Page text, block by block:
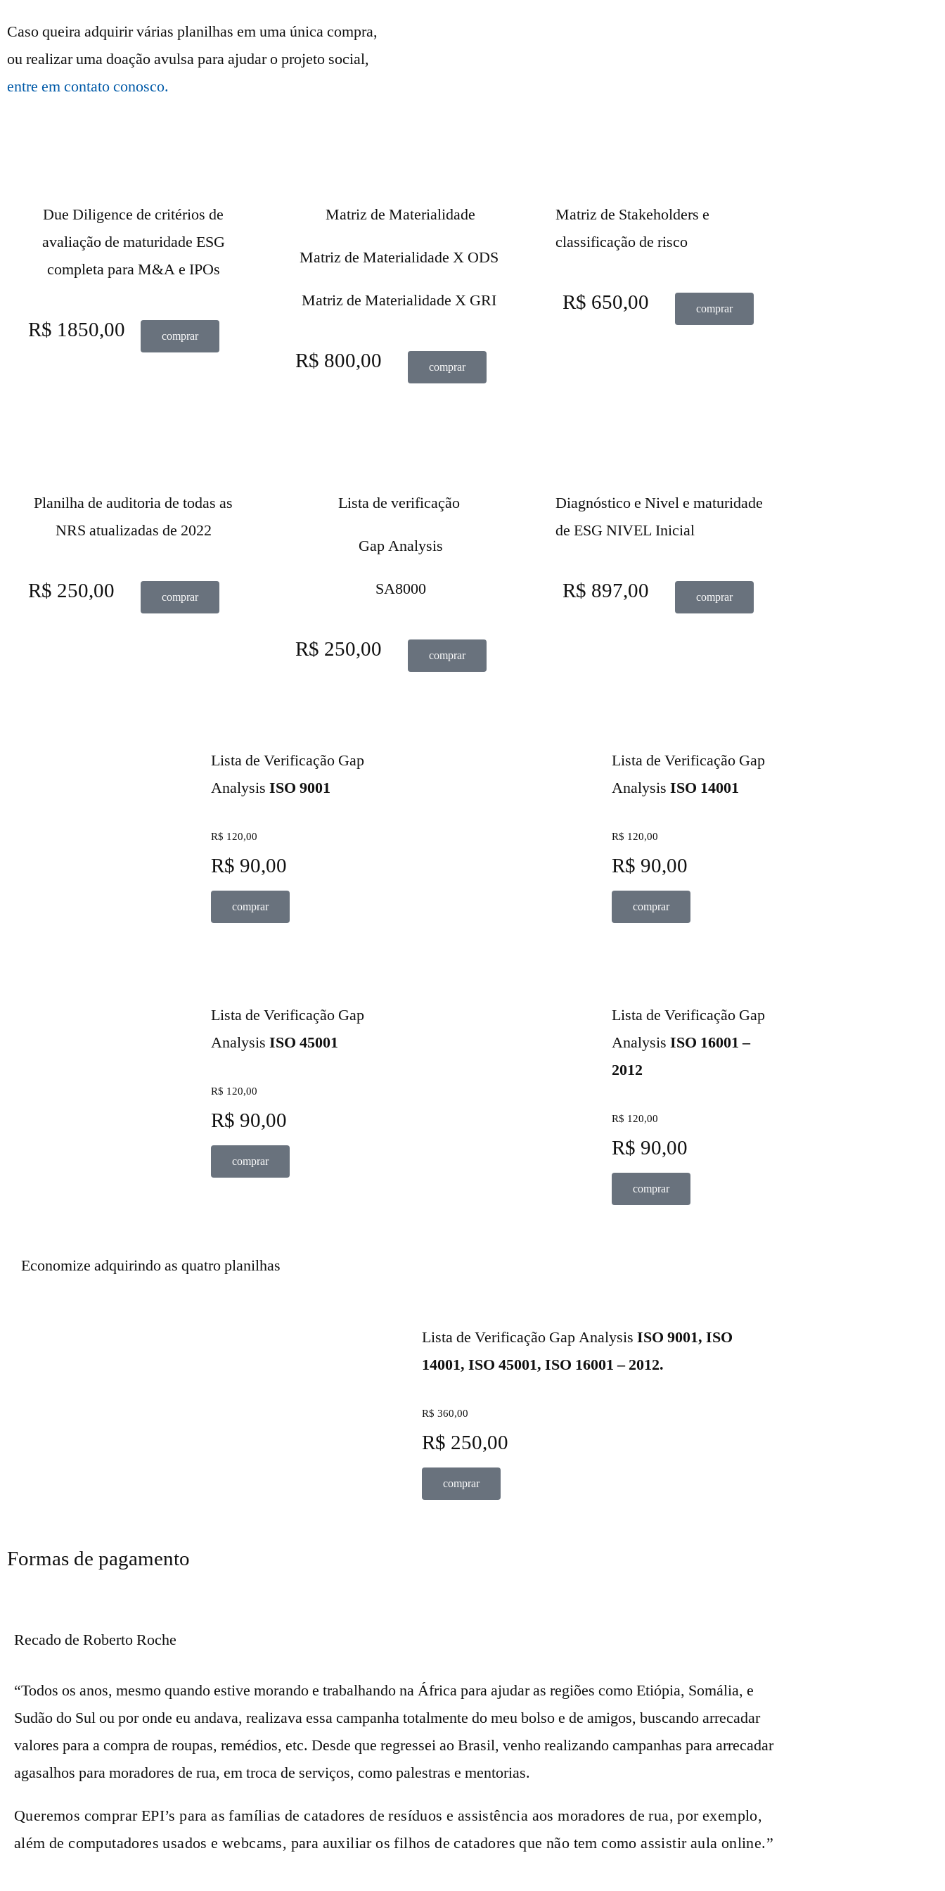
Caso queira adquirir várias planilhas em uma única compra,
ou realizar uma doação avulsa para ajudar o projeto social,
entre em contato conosco.
Due Diligence de critérios de
avaliação de maturidade ESG
completa para M&A e IPOs
R$ 1850,00 comprar
Matriz de Materialidade
Matriz de Materialidade X ODS
Matriz de Materialidade X GRI
R$ 800,00 comprar
Matriz de Stakeholders e
classificação de risco
R$ 650,00 comprar
Planilha de auditoria de todas as
NRS atualizadas de 2022
R$ 250,00 comprar
Lista de verificação
Gap Analysis
SA8000
R$ 250,00 comprar
Diagnóstico e Nivel e maturidade
de ESG NIVEL Inicial
R$ 897,00 comprar
Lista de Verificação Gap
Analysis ISO 9001
R$ 120,00
R$ 90,00
comprar
Lista de Verificação Gap
Analysis ISO 14001
R$ 120,00
R$ 90,00
comprar
Lista de Verificação Gap
Analysis ISO 45001
R$ 120,00
R$ 90,00
comprar
Lista de Verificação Gap
Analysis ISO 16001 –
2012
R$ 120,00
R$ 90,00
comprar
Economize adquirindo as quatro planilhas
Lista de Verificação Gap Analysis ISO 9001, ISO
14001, ISO 45001, ISO 16001 – 2012.
R$ 360,00
R$ 250,00
comprar
Formas de pagamento
Recado de Roberto Roche
“Todos os anos, mesmo quando estive morando e trabalhando na África para ajudar as regiões como Etiópia, Somália, e
Sudão do Sul ou por onde eu andava, realizava essa campanha totalmente do meu bolso e de amigos, buscando arrecadar
valores para a compra de roupas, remédios, etc. Desde que regressei ao Brasil, venho realizando campanhas para arrecadar
agasalhos para moradores de rua, em troca de serviços, como palestras e mentorias.
Queremos comprar EPI’s para as famílias de catadores de resíduos e assistência aos moradores de rua, por exemplo,
além de computadores usados e webcams, para auxiliar os filhos de catadores que não tem como assistir aula online.”